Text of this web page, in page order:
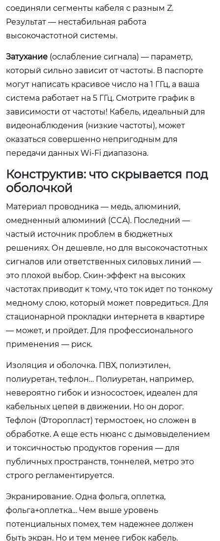
соединяли сегменты кабеля с разным Z.
Результат — нестабильная работа
высокочастотной системы.
Затухание (ослабление сигнала) — параметр,
который сильно зависит от частоты. В паспорте
могут написать красивое число на 1 ГГц, а ваша
система работает на 5 ГГц. Смотрите график в
зависимости от частоты! Кабель, идеальный для
видеонаблюдения (низкие частоты), может
оказаться совершенно непригодным для
передачи данных Wi-Fi диапазона.
Конструктив: что скрывается под
оболочкой
Материал проводника — медь, алюминий,
омедненный алюминий (CCA). Последний —
частый источник проблем в бюджетных
решениях. Он дешевле, но для высокочастотных
сигналов или ответственных силовых линий —
это плохой выбор. Скин-эффект на высоких
частотах приводит к тому, что ток идет по тонкому
медному слою, который может повредиться. Для
стационарной прокладки интернета в квартире
— может, и пройдет. Для профессионального
применения — риск.
Изоляция и оболочка. ПВХ, полиэтилен,
полиуретан, тефлон… Полиуретан, например,
невероятно гибок и износостоек, идеален для
кабельных цепей в движении. Но он дорог.
Тефлон (Фторопласт) термостоек, но сложен в
обработке. А еще есть нюанс с дымовыделением
и токсичностью продуктов горения — для
публичных пространств, тоннелей, метро это
строго регламентируется.
Экранирование. Одна фольга, оплетка,
фольга+оплетка… Чем выше уровень
потенциальных помех, тем надежнее должен
быть экран. Но и тем менее гибок кабель.